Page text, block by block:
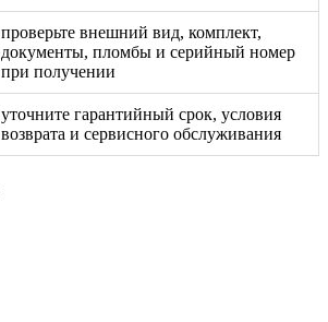
проверьте внешний вид, комплект,
документы, пломбы и серийный номер
при получении
уточните гарантийный срок, условия
возврата и сервисного обслуживания